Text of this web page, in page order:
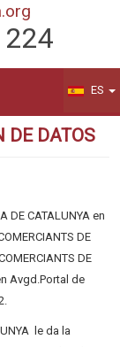
ES
DE DATOS
DE CATALUNYA en
DE
DE
Avgd.Portal de
le da la